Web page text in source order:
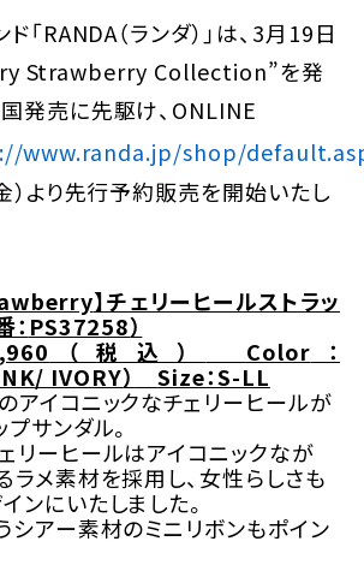
「RANDA（ランダ）」 は、 3月 19日
Strawberry Collection”を発
発売に先駆け、 ONLINE
www.randa.jp/shop/
）より先行予約販売を開始いたし
】チェリーヒールストラッ
： PS37258）
（税込 ） Color ：
/ IVORY） Size：S-LL
アイコニックなチェリーヒールが
プサンダル。
リーヒールはアイコニックなが
ラメ素材を採用し、女性らしさも
ンにいたしました。
シアー素材のミニリボンもポイン